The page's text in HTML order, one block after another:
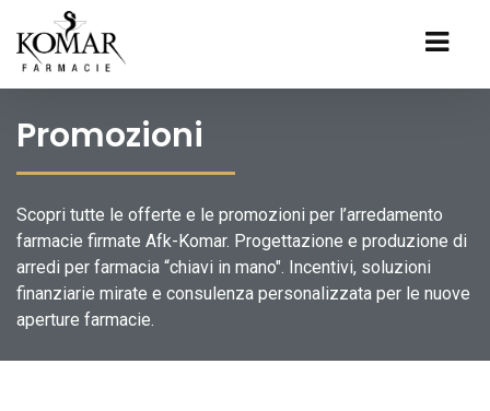
Promozioni
Scopri tutte le offerte e le promozioni per l’arredamento
farmacie firmate Afk-Komar. Progettazione e produzione di
arredi per farmacia “chiavi in mano". Incentivi, soluzioni
finanziarie mirate e consulenza personalizzata per le nuove
aperture farmacie.